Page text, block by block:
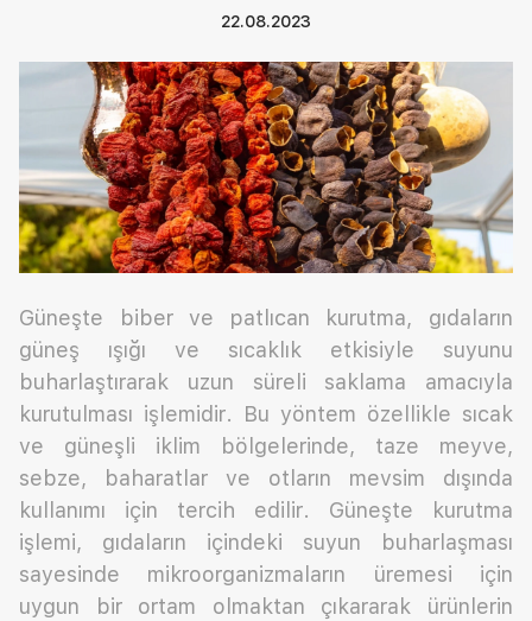
22.08.2023
Güneşte biber ve patlıcan kurutma, gıdaların
güneş ışığı ve sıcaklık etkisiyle suyunu
buharlaştırarak uzun süreli saklama amacıyla
kurutulması işlemidir. Bu yöntem özellikle sıcak
ve güneşli iklim bölgelerinde, taze meyve,
sebze, baharatlar ve otların mevsim dışında
kullanımı için tercih edilir. Güneşte kurutma
işlemi, gıdaların içindeki suyun buharlaşması
sayesinde mikroorganizmaların üremesi için
uygun bir ortam olmaktan çıkararak ürünlerin